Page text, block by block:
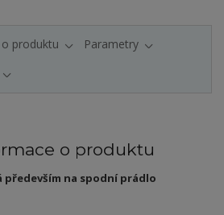
produktu
Parametry
o produktu
především na spodní prádlo